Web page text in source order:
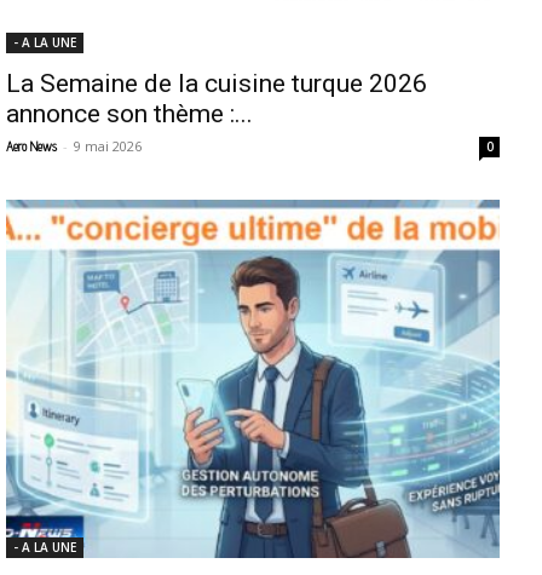
- A LA UNE
La Semaine de la cuisine turque 2026
annonce son thème :...
Aero News - 9 mai 2026 0
- A LA UNE